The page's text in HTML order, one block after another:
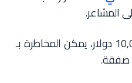
المشاعر.
مثال: إذا كان رأس المال 10,000 دولار، يمكن المخاطرة بـ